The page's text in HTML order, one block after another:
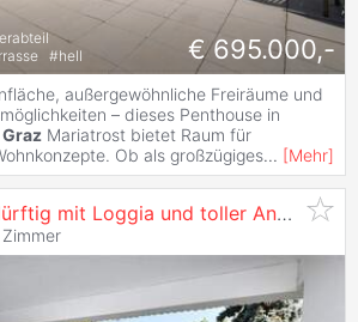
#hell € 695.000,-
außergewöhnliche Freiräume und
– dieses Penthouse in
Graz Mariatrost bietet Raum für
Ob als großzügiges... [Mehr]
Renovierungsbedürftig mit Loggia und toller Anbindung in thermisch saniertem Gebäude